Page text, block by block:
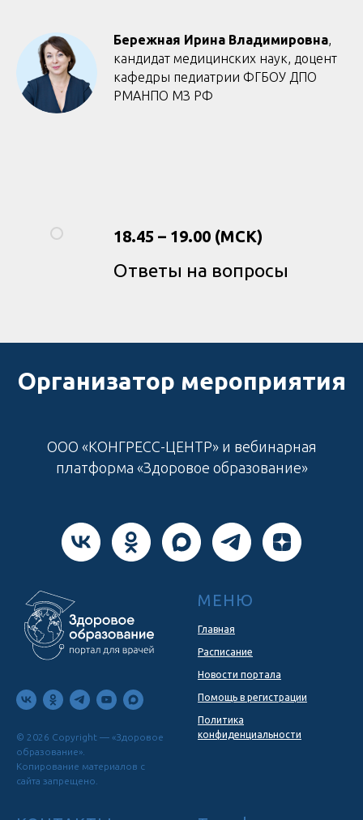
Бережная Ирина Владимировна,
кандидат медицинских наук, доцент
кафедры педиатрии ФГБОУ ДПО
РМАНПО МЗ РФ
18.45 – 19.00 (МСК)
Ответы на вопросы
Организатор мероприятия
ООО «КОНГРЕСС-ЦЕНТР» и вебинарная
платформа «Здоровое образование»
© 2026 Copyright — «Здоровое
образование».
Копирование материалов с
сайта запрещено.
МЕНЮ
Главная
Расписание
Новости портала
Помощь в регистрации
Политика
конфиденциальности